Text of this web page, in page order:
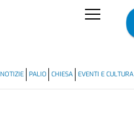
NOTIZIE PALIO CHIESA EVENTI E CULTURA